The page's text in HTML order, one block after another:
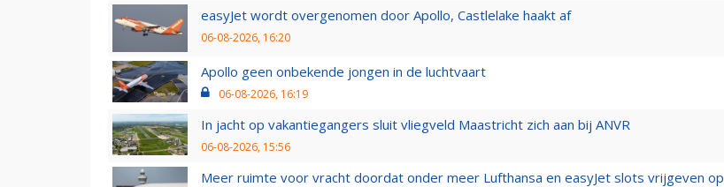
easyJet wordt overgenomen door Apollo, Castlelake haakt af
06-08-2026, 16:20
Apollo geen onbekende jongen in de luchtvaart
06-08-2026, 16:19
In jacht op vakantiegangers sluit vliegveld Maastricht zich aan bij ANVR
06-08-2026, 15:56
Meer ruimte voor vracht doordat onder meer Lufthansa en easyJet slots vrijgeven op